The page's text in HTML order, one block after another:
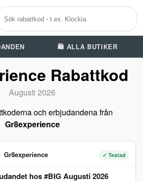
🛍️ ALLA BUTIKER
Rabattkod
Augusti 2026
och erbjudandena från
Gr8experience
Gr8experience ✓ Testad
hos #BIG Augusti 2026